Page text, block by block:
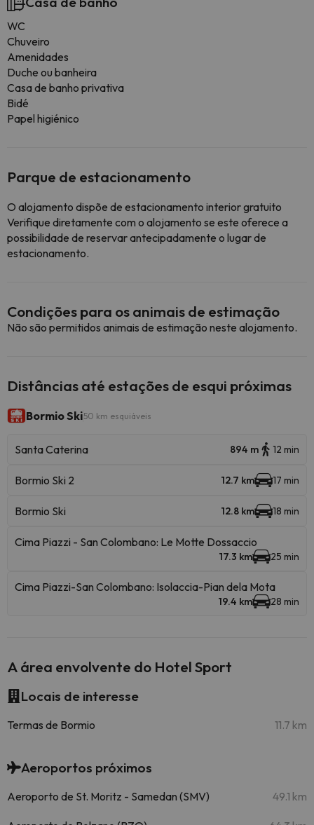
WC
Chuveiro
Amenidades
Duche ou banheira
Casa de banho privativa
Bidé
Papel higiénico
Parque de estacionamento
O alojamento dispõe de estacionamento interior gratuito
Verifique diretamente com o alojamento se este oferece a
possibilidade de reservar antecipadamente o lugar de
estacionamento.
Condições para os animais de estimação
Não são permitidos animais de estimação neste alojamento.
Distâncias até estações de esqui próximas
Bormio Ski50 km esquiáveis
Santa Caterina 894 m 12 min
Bormio Ski 2 12.7 km 17 min
Bormio Ski 12.8 km 18 min
Cima Piazzi - San Colombano: Le Motte Dossaccio
17.3 km 25 min
Cima Piazzi-San Colombano: Isolaccia-Pian dela Mota
19.4 km 28 min
A área envolvente do Hotel Sport
Locais de interesse
Termas de Bormio 11.7 km
Aeroportos próximos
Aeroporto de St. Moritz - Samedan (SMV) 49.1 km